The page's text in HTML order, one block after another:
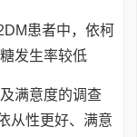
患者中，依柯
发生率较低
满意度的调查
从性更好、满意